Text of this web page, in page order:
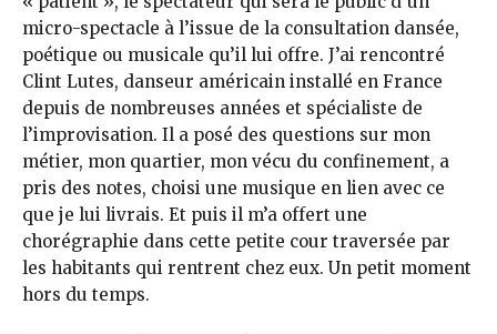
micro-spectacle à l’issue de la consultation dansée,
poétique ou musicale qu’il lui offre. J’ai rencontré
Clint Lutes, danseur américain installé en France
depuis de nombreuses années et spécialiste de
l’improvisation. Il a posé des questions sur mon
métier, mon quartier, mon vécu du confinement, a
pris des notes, choisi une musique en lien avec ce
que je lui livrais. Et puis il m’a offert une
chorégraphie dans cette petite cour traversée par
les habitants qui rentrent chez eux. Un petit moment
hors du temps.